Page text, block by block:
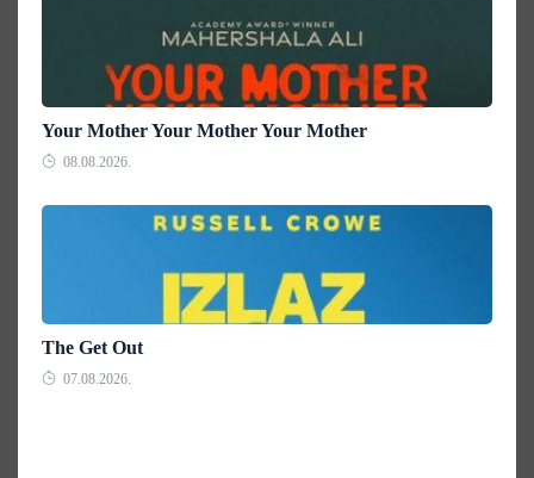
Your Mother Your Mother Your Mother
08.08.2026.
The Get Out
07.08.2026.